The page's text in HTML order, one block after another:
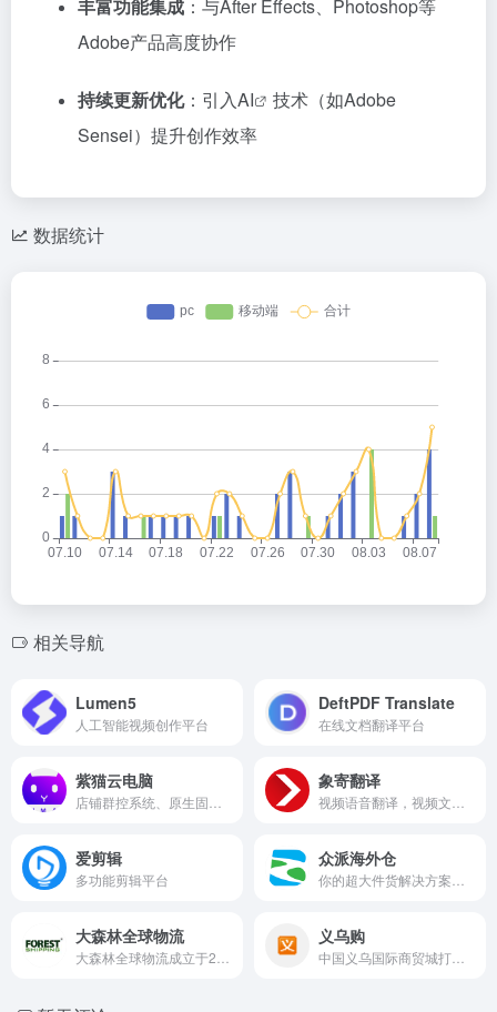
丰富功能集成 ：与After Effects、Photoshop等
Adobe产品高度协作
持续更新优化：引入AI
技术（如Adobe
Sensei）提升创作效率
数据统计
相关导航
Lumen5
人工智能视频创作平台
DeftPDF Translate
在线文档翻译平台
紫猫云电脑 象寄翻译
爱剪辑
多功能剪辑平台
众派海外仓
大森林全球物流 义乌购